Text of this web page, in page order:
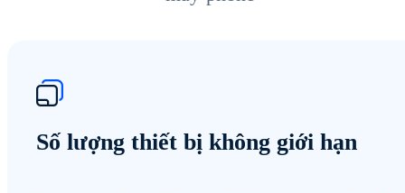
Số lượng thiết bị không giới hạn